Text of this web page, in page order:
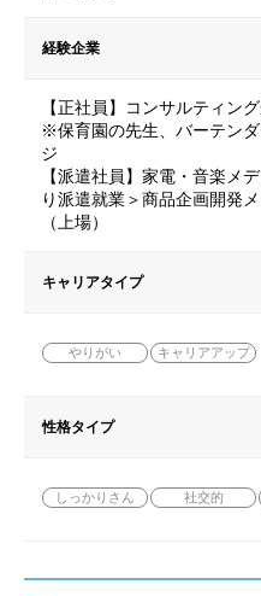
経験企業
【正社員】コンサルティン
※保育園の先生、バーテン
ジ
【派遣社員】家電・音楽メ
り派遣就業＞商品企画開発
（上場）
キャリアタイプ
やりがい キャリアアップ
性格タイプ
しっかりさん 社交的